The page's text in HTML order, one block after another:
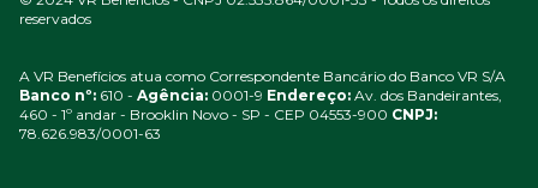
reservados
A VR Benefícios atua como Correspondente Bancário do Banco VR S/A
Banco nº: 610 - Agência: 0001-9 Endereço: Av. dos Bandeirantes,
460 - 1º andar - Brooklin Novo - SP - CEP 04553-900 CNPJ:
78.626.983/0001-63